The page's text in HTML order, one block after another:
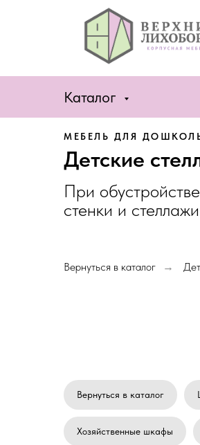
Каталог
МЕБЕЛЬ ДЛЯ
Детские
При
стенки и
Вернуться в каталог →
Вернуться в каталог
Хозяйственные шкафы